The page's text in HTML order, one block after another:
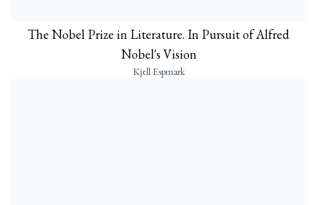
The Nobel Prize in Literature. In Pursuit of Alfred
Nobel's Vision
Kjell Espmark